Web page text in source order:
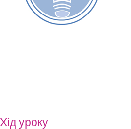
Хід уроку